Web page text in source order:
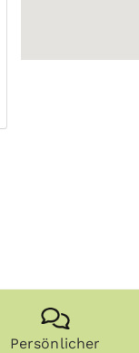
Persönlicher